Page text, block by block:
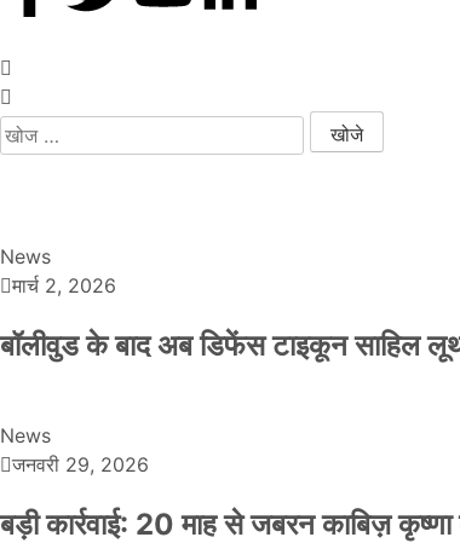
News
मार्च 2, 2026
बॉलीवुड के बाद अब डिफेंस टाइकून साहिल
News
जनवरी 29, 2026
बड़ी कार्रवाई: 20 माह से जबरन काबिज़